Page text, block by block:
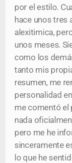
por el estilo.
hace unos tres
alexitimica,
unos meses.
como los
tanto mis
resumen, me
personalidad
me comentó el
nada
pero me he
sinceramente
lo que he